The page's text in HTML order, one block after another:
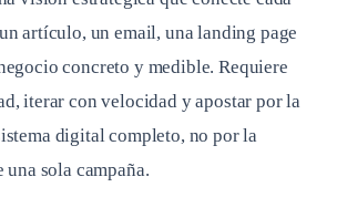
artículo, un email, una landing page
concreto y medible. Requiere
iterar con velocidad y apostar por la
digital completo, no por la
sola campaña.